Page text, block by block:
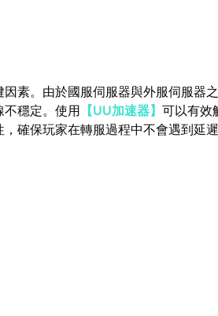
素。由於國服伺服器與外服伺服器
穩定。使用 【UU加速器】可以有效
確保玩家在轉服過程中不會遇到延